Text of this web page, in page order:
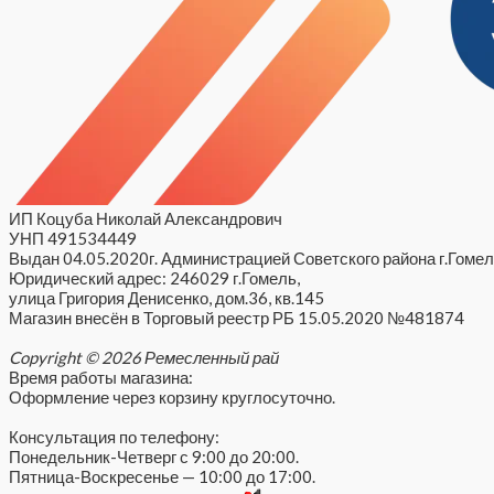
ИП Коцуба Николай Александрович
УНП 491534449
Выдан 04.05.2020г. Администрацией Советского района
Юридический адрес: 246029 г.Гомель,
улица Григория Денисенко, дом.36, кв.145
Магазин внесён в Торговый реестр РБ 15.05.2020 №481874
Copyright © 2026 Ремесленный рай
Время работы магазина:
Оформление через корзину круглосуточно.
Консультация по телефону:
Понедельник-Четверг с 9:00 до 20:00.
Пятница-Воскресенье — 10:00 до 17:00.